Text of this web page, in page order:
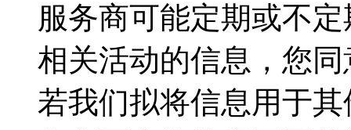
服务商可能定期或不
相关活动的信息，您
若我们拟将信息用于